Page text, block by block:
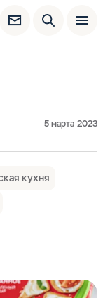
5 марта 2023
кухня